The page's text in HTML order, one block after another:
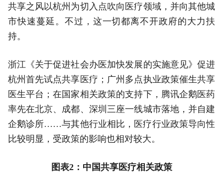
共享之风以杭州为切入点吹向医疗领域，并向其他城
市快速蔓延。不过，这一切都离不开政府的大力扶
持。
浙江《关于促进社会办医加快发展的实施意见》促进
杭州首先试点共享医疗；广州多点执业政策催生共享
医生平台；在国家相关政策的支持下，腾讯企鹅医药
率先在北京、成都、深圳三座一线城市落地，并自建
企鹅诊所……与其他行业相比，医疗行业政策导向性
比较明显，受政策的影响也相对较大。
图表2：中国共享医疗相关政策